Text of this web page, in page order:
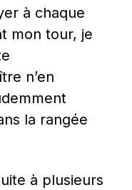
à chaque
mon tour, je
n’en
la rangée
à plusieurs